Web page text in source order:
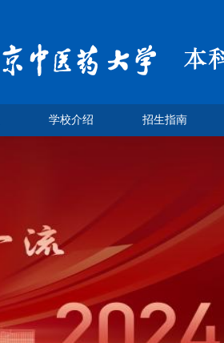
学校介绍 招生指南